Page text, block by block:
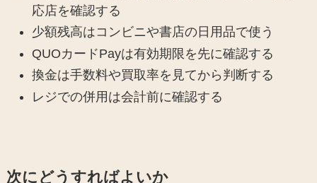
応店を確認する
少額残高はコンビニや書店の日用品で使う
QUOカードPayは有効期限を先に確認する
換金は手数料や買取率を見てから判断する
レジでの併用は会計前に確認する
次にどうすればよいか